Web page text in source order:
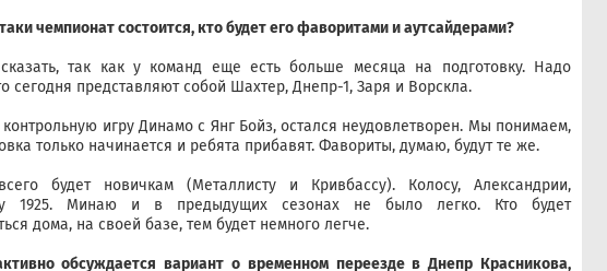
чемпионат состоится, кто будет его фаворитами и аутсайдерами?
так как у команд еще есть больше месяца на подготовку. Надо
сегодня представляют собой Шахтер, Днепр-1, Заря и Ворскла.
игру Динамо с Янг Бойз, остался неудовлетворен. Мы понимаем,
только начинается и ребята прибавят. Фавориты, думаю, будут те же.
будет новичкам (Металлисту и Кривбассу). Колосу, Александрии,
1925. Минаю и в предыдущих сезонах не было легко. Кто будет
дома, на своей базе, тем будет немного легче.
обсуждается вариант о временном переезде в Днепр Красникова,